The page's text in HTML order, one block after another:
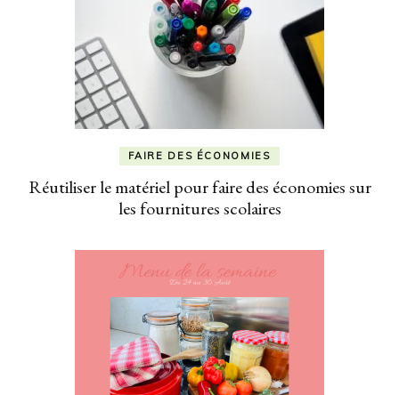
FAIRE DES ÉCONOMIES
Réutiliser le matériel pour faire des économies sur
les fournitures scolaires